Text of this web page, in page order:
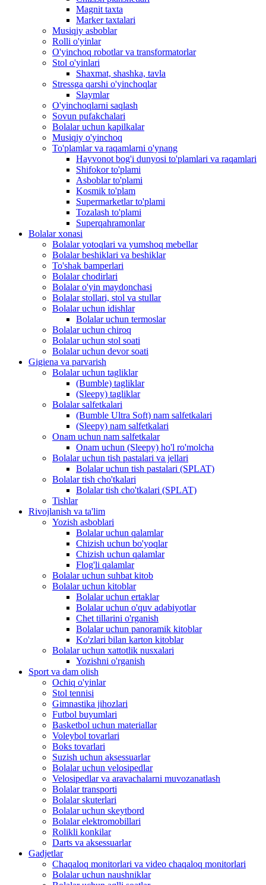
Magnit taxta
Marker taxtalari
Musiqiy asboblar
Rolli o'yinlar
O'yinchoq robotlar va transformatorlar
Stol o'yinlari
Shaxmat, shashka, tavla
Stressga qarshi o'yinchoqlar
Slaymlar
O'yinchoqlarni saqlash
Sovun pufakchalari
Bolalar uchun kapilkalar
Musiqiy o'yinchoq
To'plamlar va raqamlarni o'ynang
Hayvonot bog'i dunyosi to'plamlari va raqamlari
Shifokor to'plami
Asboblar to'plami
Kosmik to'plam
Supermarketlar to'plami
Tozalash to'plami
Superqahramonlar
Bolalar xonasi
Bolalar yotoqlari va yumshoq mebellar
Bolalar beshiklari va beshiklar
To'shak bamperlari
Bolalar chodirlari
Bolalar o'yin maydonchasi
Bolalar stollari, stol va stullar
Bolalar uchun idishlar
Bolalar uchun termoslar
Bolalar uchun chiroq
Bolalar uchun stol soati
Bolalar uchun devor soati
Gigiena va parvarish
Bolalar uchun tagliklar
(Bumble) tagliklar
(Sleepy) tagliklar
Bolalar salfetkalari
(Bumble Ultra Soft) nam salfetkalari
(Sleepy) nam salfetkalari
Onam uchun nam salfetkalar
Onam uchun (Sleepy) ho'l ro'molcha
Bolalar uchun tish pastalari va jellari
Bolalar uchun tish pastalari (SPLAT)
Bolalar tish cho'tkalari
Bolalar tish cho'tkalari (SPLAT)
Tishlar
Rivojlanish va ta'lim
Yozish asboblari
Bolalar uchun qalamlar
Chizish uchun bo'yoqlar
Chizish uchun qalamlar
Flog'li qalamlar
Bolalar uchun suhbat kitob
Bolalar uchun kitoblar
Bolalar uchun ertaklar
Bolalar uchun o'quv adabiyotlar
Chet tillarini o'rganish
Bolalar uchun panoramik kitoblar
Ko'zlari bilan karton kitoblar
Bolalar uchun xattotlik nusxalari
Yozishni o'rganish
Sport va dam olish
Ochiq o'yinlar
Stol tennisi
Gimnastika jihozlari
Futbol buyumlari
Basketbol uchun materiallar
Voleybol tovarlari
Boks tovarlari
Suzish uchun aksessuarlar
Bolalar uchun velosipedlar
Velosipedlar va aravachalarni muvozanatlash
Bolalar transporti
Bolalar skuterlari
Bolalar uchun skeytbord
Bolalar elektromobillari
Rolikli konkilar
Darts va aksessuarlar
Gadjetlar
Chaqaloq monitorlari va video chaqaloq monitorlari
Bolalar uchun naushniklar